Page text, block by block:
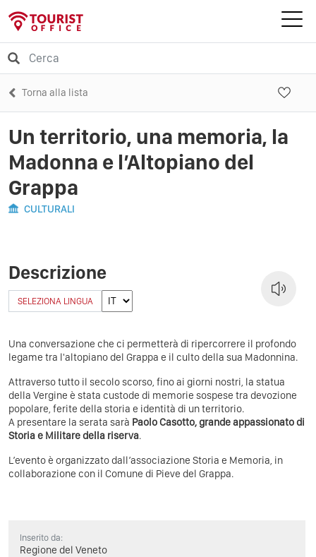
Torna alla lista
Un territorio, una memoria, la
Madonna e l’Altopiano del
Grappa
CULTURALI
Descrizione
SELEZIONA LINGUA
Una conversazione che ci permetterà di ripercorrere il profondo
legame tra l'altopiano del Grappa e il culto della sua Madonnina.
Attraverso tutto il secolo scorso, fino ai giorni nostri, la statua
della Vergine è stata custode di memorie sospese tra devozione
popolare, ferite della storia e identità di un territorio.
A presentare la serata sarà Paolo Casotto, grande appassionato di
Storia e Militare della riserva.
L’evento è organizzato dall’associazione Storia e Memoria, in
collaborazione con il Comune di Pieve del Grappa.
Inserito da:
Regione del Veneto